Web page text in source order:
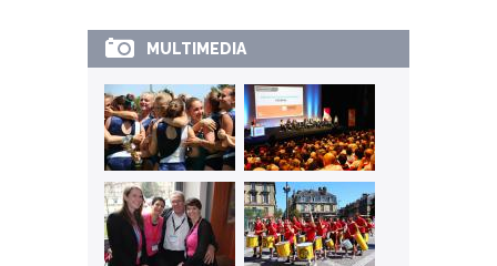
MULTIMEDIA